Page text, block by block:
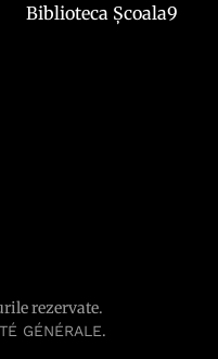
Biblioteca Școala9
rezervate.
GÉNÉRALE.